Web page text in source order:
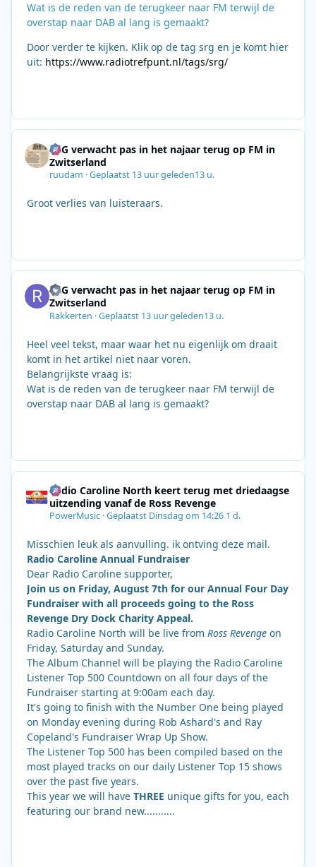
Wat is de reden van de terugkeer naar FM terwijl de
overstap naar DAB al lang is gemaakt?
Door verder te kijken. Klik op de tag srg en je komt hier
uit: https://www.radiotrefpunt.nl/tags/srg/
SRG verwacht pas in het najaar terug op FM in
Zwitserland
ruudam ·Geplaatst 13 uur geleden13 u.
Groot verlies van luisteraars.
SRG verwacht pas in het najaar terug op FM in
Zwitserland
Rakkerten ·Geplaatst 13 uur geleden13 u.
Heel veel tekst, maar waar het nu eigenlijk om draait
komt in het artikel niet naar voren.
Belangrijkste vraag is:
Wat is de reden van de terugkeer naar FM terwijl de
overstap naar DAB al lang is gemaakt?
Radio Caroline North keert terug met driedaagse
uitzending vanaf de Ross Revenge
PowerMusic ·Geplaatst Dinsdag om 14:26 1 d.
Misschien leuk als aanvulling. ik ontving deze mail.
Radio Caroline Annual Fundraiser
Dear Radio Caroline supporter,
Join us on Friday, August 7th for our Annual Four Day
Fundraiser with all proceeds going to the Ross
Revenge Dry Dock Charity Appeal.
Radio Caroline North will be live from Ross Revenge on
Friday, Saturday and Sunday.
The Album Channel will be playing the Radio Caroline
Listener Top 500 Countdown on all four days of the
Fundraiser starting at 9:00am each day.
It's going to finish with the Number One being played
on Monday evening during Rob Ashard's and Ray
Copeland's Fundraiser Wrap Up Show.
The Listener Top 500 has been compiled based on the
most played tracks on our daily Listener Top 15 shows
over the past five years.
This year we will have THREE unique gifts for you, each
featuring our brand new...........